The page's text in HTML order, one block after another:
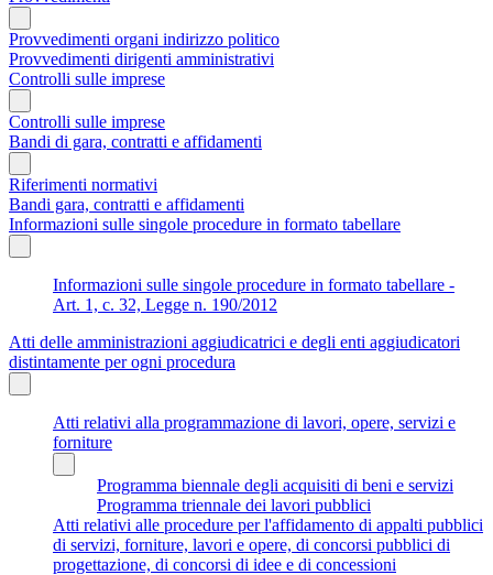
Provvedimenti organi indirizzo politico
Provvedimenti dirigenti amministrativi
Controlli sulle imprese
Controlli sulle imprese
Bandi di gara, contratti e affidamenti
Riferimenti normativi
Bandi gara, contratti e affidamenti
Informazioni sulle singole procedure in formato tabellare
Informazioni sulle singole procedure in formato tabellare -
Art. 1, c. 32, Legge n. 190/2012
Atti delle amministrazioni aggiudicatrici e degli enti aggiudicatori
distintamente per ogni procedura
Atti relativi alla programmazione di lavori, opere, servizi e
forniture
Programma biennale degli acquisiti di beni e servizi
Programma triennale dei lavori pubblici
Atti relativi alle procedure per l'affidamento di appalti pubblici
di servizi, forniture, lavori e opere, di concorsi pubblici di
progettazione, di concorsi di idee e di concessioni